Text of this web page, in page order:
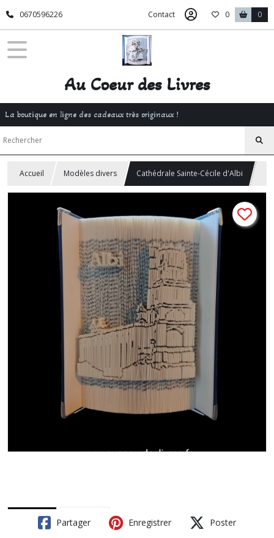
0670596226 Contact 0 0
Au Coeur des Livres
La boutique en ligne des cadeaux très originaux !
Accueil Modèles divers Cathédrale Sainte-Cécile d'Albi
Partager Enregistrer Poster